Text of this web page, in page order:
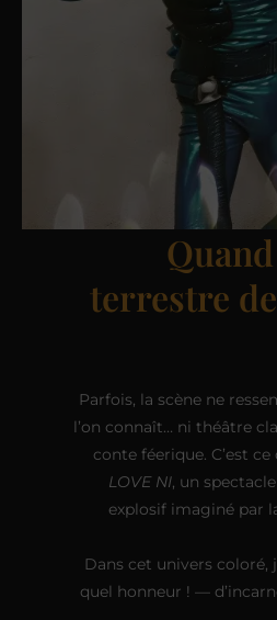
terrestre
Parfois, la scène ne
l’on connaît… ni théâtre
conte féerique. C’est ce
LOVE NI, un
explosif imaginé par
Dans cet univers coloré,
quel honneur ! —